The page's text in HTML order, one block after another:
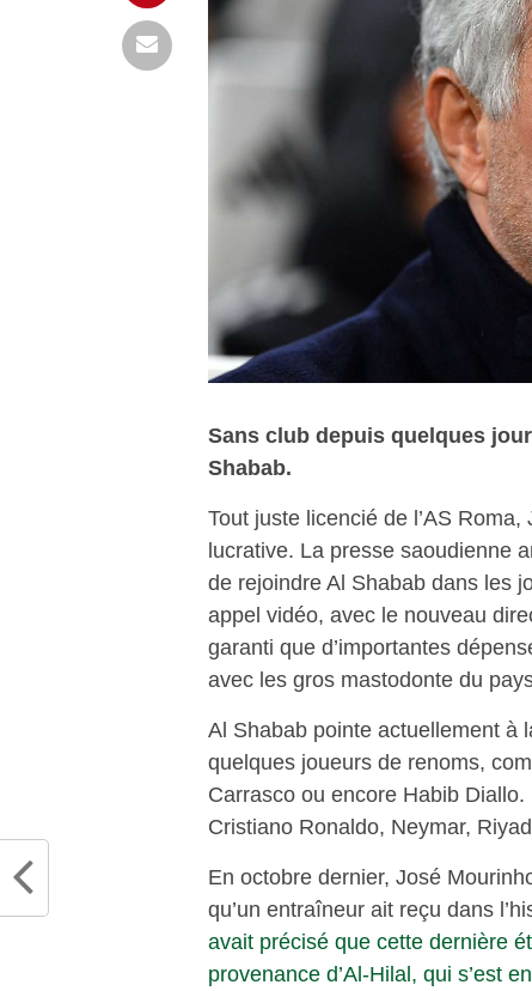
Sans club depuis quelques
Shabab.
Tout juste licencié de l’AS
lucrative. La presse saoudienne
de rejoindre Al Shabab dans les
appel vidéo, avec le nouveau
garanti que d’importantes
avec les gros mastodonte du
Al Shabab pointe actuellement à
quelques joueurs de renoms,
Carrasco ou encore Habib
Cristiano Ronaldo, Neymar,
En octobre dernier, José
qu’un entraîneur ait reçu dans
avait précisé que cette dernière
provenance d’Al-Hilal, qui s’est